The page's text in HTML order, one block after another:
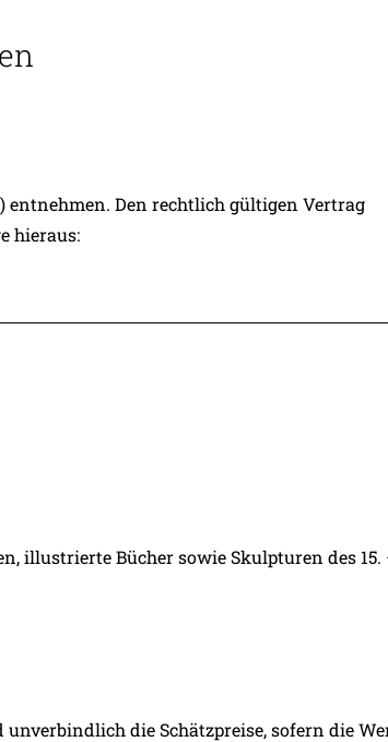
entnehmen. Den rechtlich gültigen Vertrag
hieraus:
illustrierte Bücher sowie Skulpturen des 15.
die Schätzpreise, sofern die